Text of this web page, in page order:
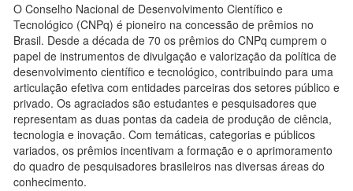
O Conselho Nacional de Desenvolvimento Científico e
Tecnológico (CNPq) é pioneiro na concessão de prêmios no
Brasil. Desde a década de 70 os prêmios do CNPq cumprem o
papel de instrumentos de divulgação e valorização da política de
desenvolvimento científico e tecnológico, contribuindo para uma
articulação efetiva com entidades parceiras dos setores público e
privado. Os agraciados são estudantes e pesquisadores que
representam as duas pontas da cadeia de produção de ciência,
tecnologia e inovação. Com temáticas, categorias e públicos
variados, os prêmios incentivam a formação e o aprimoramento
do quadro de pesquisadores brasileiros nas diversas áreas do
conhecimento.